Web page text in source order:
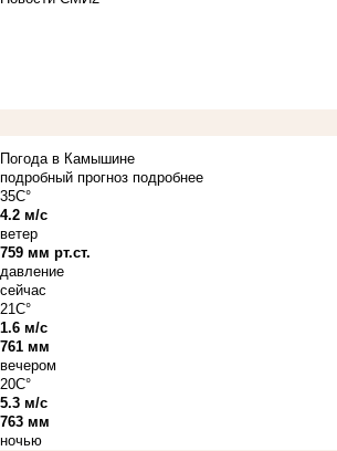
Погода в Камышине
подробный прогноз подробнее
35C°
4.2 м/с
ветер
759 мм рт.ст.
давление
сейчас
21C°
1.6 м/с
761 мм
вечером
20C°
5.3 м/с
763 мм
ночью